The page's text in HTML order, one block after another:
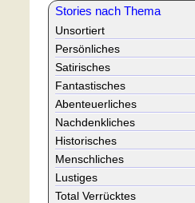
Stories nach Thema
Unsortiert
Persönliches
Satirisches
Fantastisches
Abenteuerliches
Nachdenkliches
Historisches
Menschliches
Lustiges
Total Verrücktes